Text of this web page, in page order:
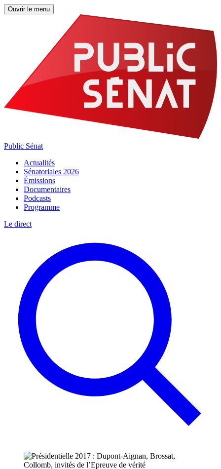
Ouvrir le menu
Public Sénat
Actualités
Sénatoriales 2026
Émissions
Documentaires
Podcasts
Programme
Le direct